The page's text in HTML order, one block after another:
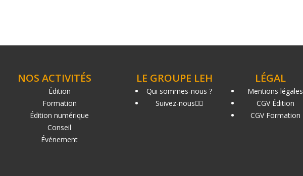
NOS ACTIVITÉS
Édition
Formation
Édition numérique
Conseil
Événement
LE GROUPE LEH
Qui sommes-nous ?
Suivez-nous
LÉGAL
Mentions légales
CGV Édition
CGV Formation